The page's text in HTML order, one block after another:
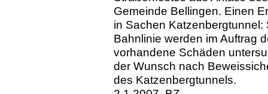
Gemeinde Bellingen. Einen
in Sachen
Bahnlinie werden im Auftrag
vorhandene Schäden
der Wunsch nach
des Katzenbergtunnels.